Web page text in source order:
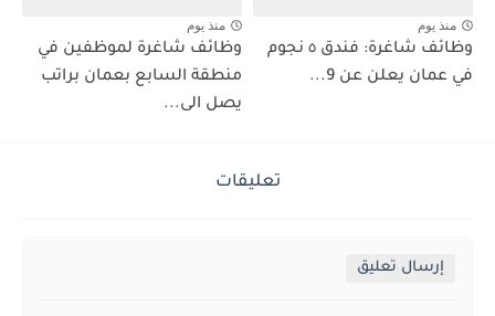
منذ يوم
وظائف شاغرة: فندق ٥ نجوم
في عمان يعلن عن 9...
منذ يوم
وظائف شاغرة لموظفين في
منطقة السابع بعمان براتب
يصل الى...
تعليقات
إرسال تعليق